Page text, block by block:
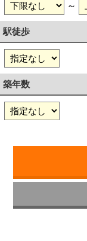
～
駅徒歩
築年数